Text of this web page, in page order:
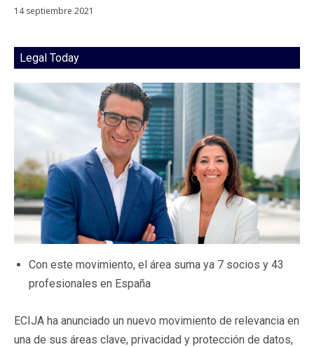
14 septiembre 2021
Legal Today
Con este movimiento, el área suma ya 7 socios y 43
profesionales en España
ECIJA ha anunciado un nuevo movimiento de relevancia en
una de sus áreas clave, privacidad y protección de datos,